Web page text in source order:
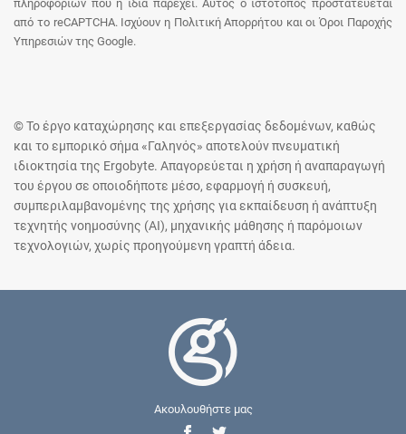
πληροφοριών που η ίδια παρέχει. Αυτός ο ιστότοπος προστατεύεται
από το reCAPTCHA. Ισχύουν η Πολιτική Απορρήτου και οι Όροι Παροχής
Υπηρεσιών της Google.
© Το έργο καταχώρησης και επεξεργασίας δεδομένων, καθώς
και το εμπορικό σήμα «Γαληνός» αποτελούν πνευματική
ιδιοκτησία της Ergobyte. Απαγορεύεται η χρήση ή αναπαραγωγή
του έργου σε οποιοδήποτε μέσο, εφαρμογή ή συσκευή,
συμπεριλαμβανομένης της χρήσης για εκπαίδευση ή ανάπτυξη
τεχνητής νοημοσύνης (AI), μηχανικής μάθησης ή παρόμοιων
τεχνολογιών, χωρίς προηγούμενη γραπτή άδεια.
Ακουλουθήστε μας